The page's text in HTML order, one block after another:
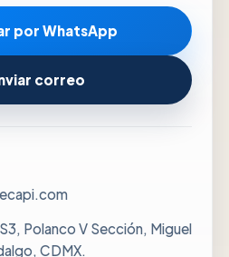
por WhatsApp
correo
Polanco V Sección, Miguel
CDMX.